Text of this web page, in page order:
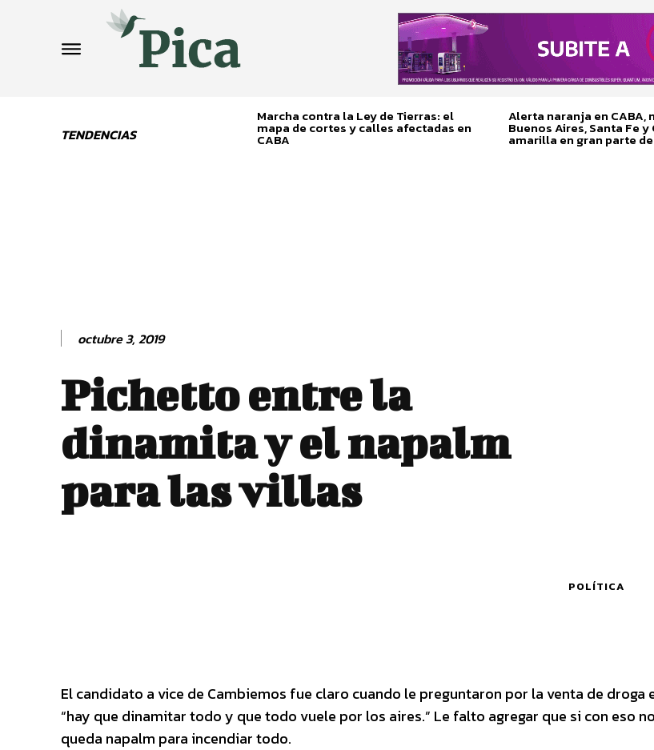
TENDENCIAS
Marcha contra la Ley de Tierras: el
mapa de cortes y calles afectadas en
CABA
Alerta naranja en CABA,
Buenos Aires, Santa Fe
amarilla en gran parte
octubre 3, 2019
Pichetto entre la
dinamita y el napalm
para las villas
POLÍTICA
El candidato a vice de Cambiemos fue claro cuando le preguntaron por la venta de droga
“hay que dinamitar todo y que todo vuele por los aires.” Le falto agregar que si con eso
queda napalm para incendiar todo.